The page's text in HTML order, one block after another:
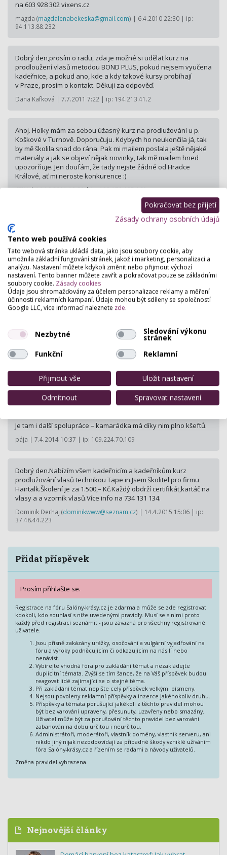
na 603 928 302 v­ixens.cz
magda (magdalenabekeska@gmail.com) | 6.4.2010 22:30 | ip:
94.113.88.232
Dobrý den,prosím o radu, zda je možné si udělat kurz na
prodloužení vlasů metodou BOND PLUS, pokud nejsem vyučena
kadeřnice, a pokud ano, kde a kdy takové kursy probíhají
v Praze, prosím o kontakt. Děkuji za odpověď.
Dana Kafková | 7.7.2011 7:22 | ip: 194.213.41.2
Ahoj. Holky mám za sebou úžasný kurz na prodlužování u p.
Koškové v Turnově. Doporučuju. Kdybych ho neukončila já, tak
by mě školila snad do rána. Pak mi mailem poslala ještě nějaké
materiály a jak se objeví nějak novinky, tak mě mailem hned
upozorňuje. Jen doufám, že tady nejste žádné od Hradce
Králové, ať mi neroste konkurence :)
JITKA | 14.10.2011 19:29 | ip: 193.179.195.169
Zdravím,ráda bych si udělala kurz na prodlužování vlasů z okolí
nikola | 24.2.2012 19:09 | ip: 78.80.76.43
Hele nevím přesně jak to s těma školeníma je, ale něco je na
webu vixens.cz, tak tam zjistit kontakt a třeba zrovan narazíš na
to, co potřebuješ
miskaa | 16.6.2013 17:59 | ip: 212.80.76.63
Zkus salónmagdalena. Dělají prodlužování vlasů nebo „paruky“
a další služby. Podle mě tě i naučí co a jak s tím vším.
Zuzi | 15.10.2013 15:30 | ip: 84.19.66.25
nejlepší kurzy prodlužka jsou od VIPhair.cz dělají je v Praze
u Martiny Gavriely a i v Ostravě. Mám pocit že i jezdí skoro po
Je tam i další spolupráce – kamarádka má díky nim plno kšeftů.
pája | 7.4.2014 10:37 | ip: 109.224.70.109
Dobrý den.Nabízím všem kadeřnicím a kadeřníkům kurz
prodlužování vlasů technikou Tape in.Jsem školitel pro firmu
Hairtalk.Školení je za 1.500,– Kč.Každý obdrží certifikát,kartáč na
vlasy a a vzorník vlasů.Více info na 734 131 134.
Dominik Derhaj (dominikwww@seznam.cz) | 14.4.2015 15:06 | ip:
37.48.44.223
Přidat příspěvek
Prosím přihlašte se.
Registrace na fóru Salóny-krásy.cz je zdarma a může se zde registrovat
kdokoli, kdo souhlasí s níže uvedenými pravidly. Musí se s nimi proto
každý před registrací seznámit - jsou závazná pro všechny registrované
uživatele.
Jsou přísně zakázány urážky, osočování a vulgární vyjadřování na
fóru a výroky podněcujícím či odkazujícím na násilí nebo
nenávist.
Vybírejte vhodná fóra pro zakládání témat a nezakládejte
duplicitní témata. Zvýší se tím šance, že na Váš příspěvek budou
reagovat lidé zajímající se o stejné téma.
Při zakládání témat nepište celý příspěvek velkými písmeny.
Nejsou povoleny reklamní příspěvky a inzerce jakéhokoliv druhu.
Příspěvky a témata porušující jakékoli z těchto pravidel mohou
být bez varování upraveny, přesunuty, uzavřeny nebo smazány.
Uživatel může být za porušování těchto pravidel bez varování
zabanován na dobu určitou i neurčitou.
Administrátoři, moderátoři, vlastník domény, vlastník serveru, ani
nikdo jiný nijak nezodpovídají za případné škody vzniklé užíváním
fóra Salóny-krásy.cz a řízením se radami a návody uživatelů.
Změna pravidel vyhrazena.
Nejnovější články
Pokračovat bez přijetí
Zásady ochrany osobních údajů
Tento web používá cookies
Tato webová stránka ukládá data, jako jsou soubory cookie, aby
umožnila základní fungování stránek, jakož i marketing, personalizaci a
analýzu. Nastavení můžete kdykoli změnit nebo přijmout výchozí
nastavení. Tento banner můžete zavřít a pokračovat pouze se základními
soubory cookie. Zásady cookies
Údaje jsou shromažďovány za účelem personalizace reklamy a měření
účinnosti reklamních kampaní. Údaje mohou být sdíleny se společností
Google LLC, více informací naleznete zde.
Nezbytné Sledování výkonu
stránek
Funkční
Reklamní
Přijmout vše
Uložit nastavení
Odmítnout
Spravovat nastavení